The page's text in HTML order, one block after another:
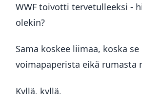
WWF toivotti tervetulleeksi -
olekin?
Sama koskee liimaa, koska
voimapaperista eikä rumasta
Kyllä, kyllä.